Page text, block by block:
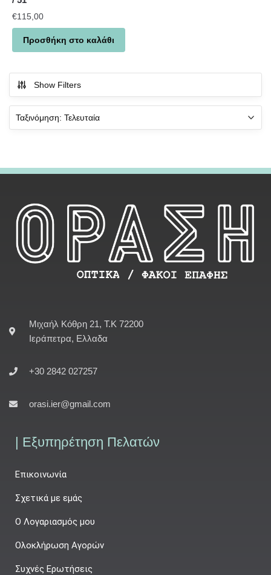
€115,00
Προσθήκη στο καλάθι
Show Filters
Μιχαήλ Κόθρη 21, Τ.Κ 72200
Ιεράπετρα, Ελλαδα
+30 2842 027257
orasi.ier@gmail.com
| Εξυπηρέτηση Πελατών
Επικοινωνία
Σχετικά με εμάς
Ο Λογαριασμός μου
Ολοκλήρωση Αγορών
Συχνές Ερωτήσεις